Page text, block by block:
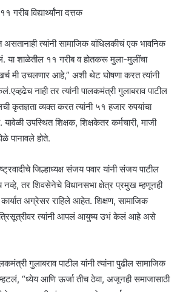
विद्यार्थ्यांना दत्तक
असतानाही त्यांनी सामाजिक बांधिलकीचं एक भावनिक
या शाळेतील ११ गरीब व होतकरू मुला-मुलींचा
खर्च मी उचलणार आहे,” अशी थेट घोषणा करत त्यांनी
नाही तर त्यांनी पालकमंत्री गुलाबराव पाटील
कृतज्ञता व्यक्त करत त्यांनी ५१ हजार रुपयांचा
उपस्थित शिक्षक, शिक्षकेतर कर्मचारी, माजी
पानावले होते.
जिल्हाध्यक्ष संजय पवार यांनी संजय पाटील
तर शिवसेनेचे विधानसभा क्षेत्र प्रमुख म्हणूनही
अग्रेसर राहिले आहेत. शिक्षण, सामाजिक
त्यांनी आपलं आयुष्य उभं केलं आहे असे
गुलाबराव पाटील यांनी त्यांना पुढील सामाजिक
“ध्येय आणि ऊर्जा तीच ठेवा, अजूनही समाजासाठी